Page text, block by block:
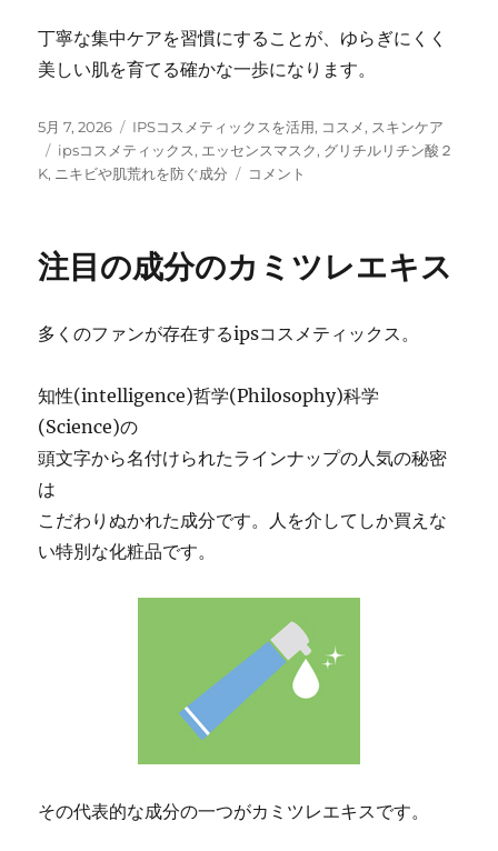
丁寧な集中ケアを習慣にすることが、ゆらぎにくく
美しい肌を育てる確かな一歩になります。
投
稿
日:
5月 7, 2026
カ
テ
ゴ
IPSコスメティックスを活用, コスメ, スキンケア
タ
グ
ipsコスメティックス, エッセンスマスク, グリチルリチン酸２
K, ニキビや肌荒れを防ぐ成分
肌
や
整
注
成
魅
コメント
注目の成分のカミツレエキス
多くのファンが存在するipsコスメティックス。
知性(intelligence)哲学(Philosophy)科学
(Science)の
頭文字から名付けられたラインナップの人気の秘密
は
こだわりぬかれた成分です。人を介してしか買えな
い特別な化粧品です。
その代表的な成分の一つがカミツレエキスです。